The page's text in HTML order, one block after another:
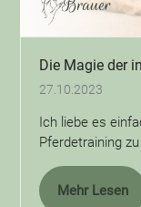
Die Magie der
27.10.2023
Ich liebe es
Pferdetraining
Mehr Lesen